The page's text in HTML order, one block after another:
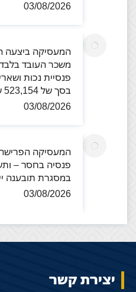
03/08/2026
המעסיקה ביצעה
משכר העובד
פנסיית נכות
בסך של 523,154 ש"ח
03/08/2026
המעסיקה הפרישה
במסגרת תובענה
03/08/2026
יצירת קשר